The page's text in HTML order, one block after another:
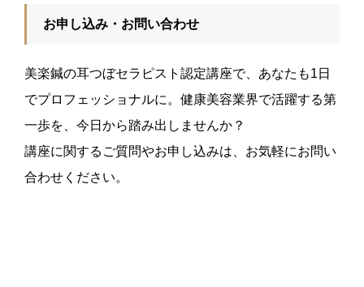
お申し込み・お問い合わせ
美楽鍼の耳つぼセラピスト認定講座で、あなたも1日
でプロフェッショナルに。健康美容業界で活躍する第
一歩を、今日から踏み出しませんか？
講座に関するご質問やお申し込みは、お気軽にお問い
合わせください。